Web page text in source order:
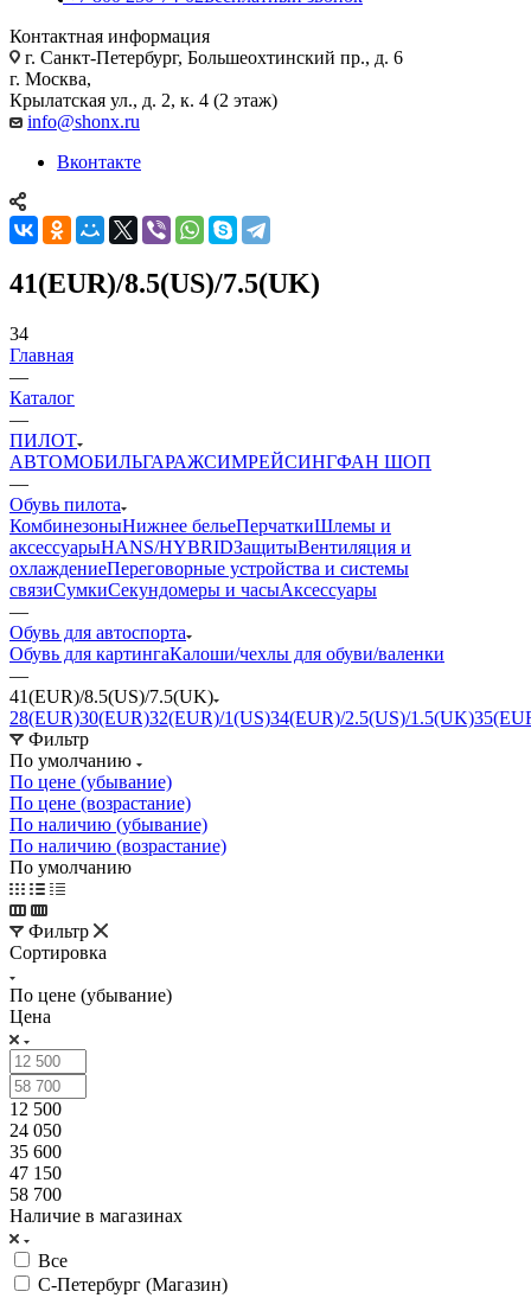
Контактная информация
г. Санкт-Петербург, Большеохтинский пр., д. 6
г. Москва,
Крылатская ул., д. 2, к. 4 (2 этаж)
info@shonx.ru
Вконтакте
41(EUR)/8.5(US)/7.5(UK)
34
Главная
—
Каталог
—
ПИЛОТ
АВТОМОБИЛЬГАРАЖСИМРЕЙСИНГФАН ШОП
—
Обувь пилота
КомбинезоныНижнее бельеПерчаткиШлемы и
аксессуарыHANS/HYBRIDЗащитыВентиляция и
охлаждениеПереговорные устройства и системы
связиСумкиСекундомеры и часыАксессуары
—
Обувь для автоспорта
Обувь для картингаКалоши/чехлы для обуви/валенки
—
41(EUR)/8.5(US)/7.5(UK)
28(EUR)30(EUR)32(EUR)/1(US)34(EUR)/2.5(US)/1.5(UK)
Фильтр
По умолчанию
По цене (убывание)
По цене (возрастание)
По наличию (убывание)
По наличию (возрастание)
По умолчанию
Фильтр
Сортировка
По цене (убывание)
Цена
12 500
24 050
35 600
47 150
58 700
Наличие в магазинах
Все
С-Петербург (Магазин)